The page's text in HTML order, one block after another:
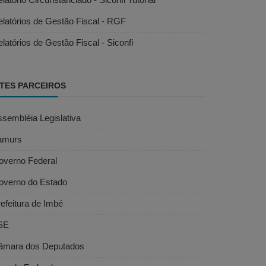
de Gestão Fiscal - RGF
de Gestão Fiscal - Siconfi
PARCEIROS
Legislativa
Federal
do Estado
de Imbé
dos Deputados